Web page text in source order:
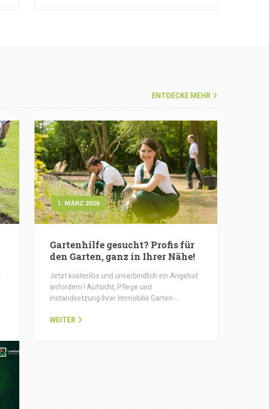
ENTDECKE MEHR
1. MÄRZ 2026
Gartenhilfe gesucht? Profis für
den Garten, ganz in Ihrer Nähe!
Jetzt kostenlos und unverbindlich ein Angebot
anfordern ! Aufsicht, Pflege und
Instandsetzung Ihrer Immobilie Garten-…
WEITER